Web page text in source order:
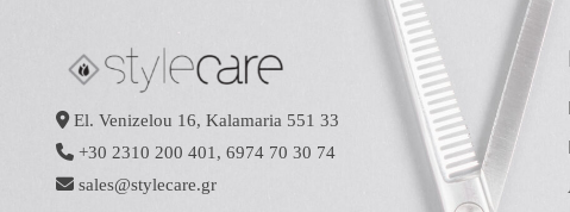
El. Venizelou 16, Kalamaria 551 33
+30 2310 200 401, 6974 70 30 74
sales@stylecare.gr